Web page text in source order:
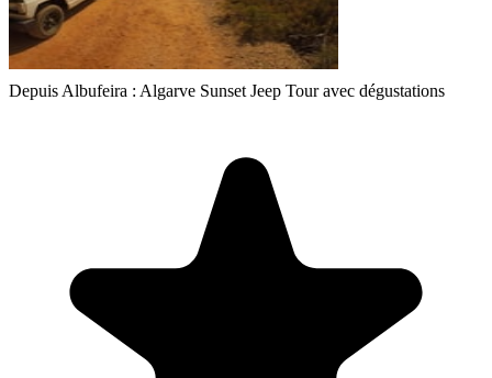
Depuis Albufeira : Algarve Sunset Jeep Tour avec dégustations